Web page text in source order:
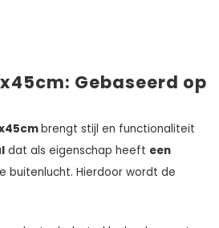
Gebaseerd op
brengt stijl en functionaliteit
dat als eigenschap heeft een
buitenlucht. Hierdoor wordt de